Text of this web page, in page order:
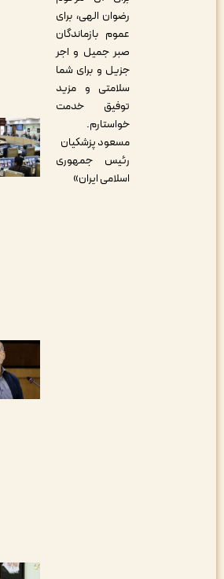
رضوان الهی، برای
عموم بازماندگان
صبر جمیل و اجر
جزیل و برای شما
سلامتی و مزید
توفیق خدمت
خواستارم.
مسعود پزشکیان
رئیس جمهوری
اسلامی ایران»